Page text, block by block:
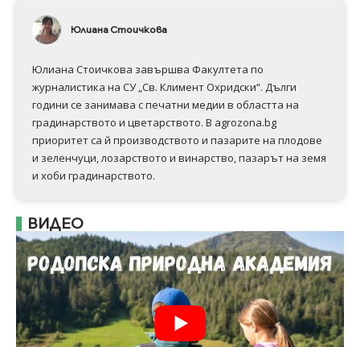
Юлиана Стоичкова
Юлиана Стоичкова завършва Факултета по
журналистика на СУ „Св. Климент Охридски“. Дълги
години се занимава с печатни медии в областта на
градинарството и цветарството. В agrozona.bg
приоритет са й производството и пазарите на плодове
и зеленчуци, лозарството и винарство, пазарът на земя
и хоби градинарството.
ВИДЕО